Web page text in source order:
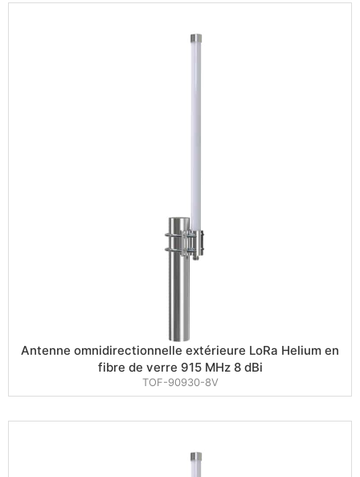
Antenne omnidirectionnelle extérieure LoRa Helium en
fibre de verre 915 MHz 8 dBi
TOF-90930-8V